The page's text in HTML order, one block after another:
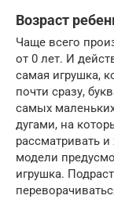
Возраст
Чаще всего
от 0 лет. И
самая игрушка,
почти сразу,
самых
дугами, на
рассматривать
модели
игрушка.